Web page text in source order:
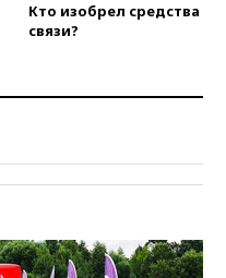
экономическую
безвизового режима с
22:59На башню
22:45Литовец
22:28Бессент
Кто изобрел средства
связи?